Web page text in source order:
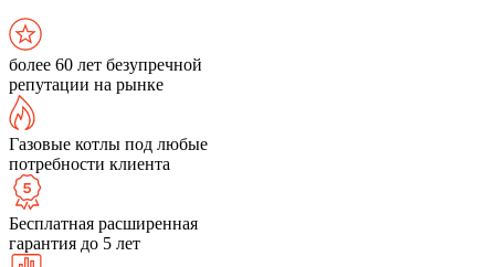
более 60 лет безупречной
репутации на рынке
Газовые котлы под любые
потребности клиента
Бесплатная расширенная
гарантия до 5 лет